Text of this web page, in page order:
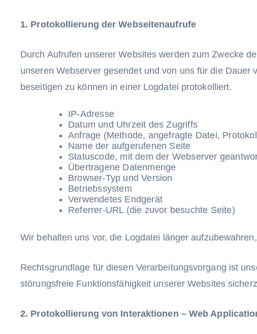
1. Protokollierung der Webseitenaufrufe
Durch Aufrufen unserer Websites werden zum Zwecke
unseren Webserver gesendet und von uns für die
beseitigen zu können in einer Logdatei protokolliert.
IP-Adresse
Datum und Uhrzeit des Zugriffs
Anfrage (Methode, angefragte Datei,
Name der aufgerufenen Seite
Statuscode, mit dem der Webserver
Übertragene Datenmenge
Browser-Typ und Version
Betriebssystem
Verwendetes Endgerät
Referrer-URL (die zuvor besuchte Seite)
Wir behalten uns vor, die Logdatei länger
Rechtsgrundlage für diesen Verarbeitungsvorgang ist
störungsfreie Funktionsfähigkeit unserer Websites
2. Protokollierung von Interaktionen – Web